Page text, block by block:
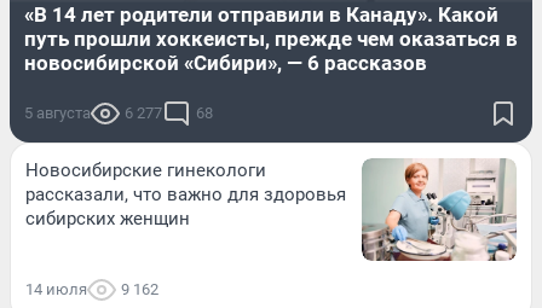
«В 14 лет родители отправили в Канаду». Какой
путь прошли хоккеисты, прежде чем оказаться в
новосибирской «Сибири», — 6 рассказов
5 августа 6 277 68
Новосибирские гинекологи
рассказали, что важно для здоровья
сибирских женщин
14 июля 9 162